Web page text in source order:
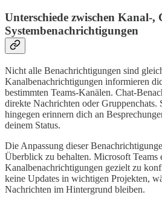
Unterschiede zwischen Kanal-,
Systembenachrichtigungen
Nicht alle Benachrichtigungen sind
Kanalbenachrichtigungen informieren
bestimmten Teams-Kanälen. Chat-
direkte Nachrichten oder Gruppenchats.
hingegen erinnern dich an
deinem Status.
Die Anpassung dieser
Überblick zu behalten. Microsoft Teams
Kanalbenachrichtigungen gezielt zu
keine Updates in wichtigen Projekten,
Nachrichten im Hintergrund bleiben.